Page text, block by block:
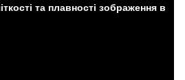
та плавності зображення в